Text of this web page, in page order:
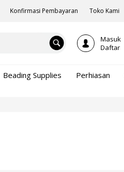
Konfirmasi Pembayaran Toko Kami
Masuk
Daftar
Beading Supplies Perhiasan